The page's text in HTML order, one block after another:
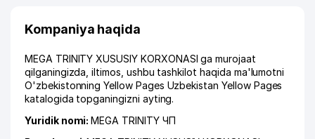
Kompaniya haqida
MEGA TRINITY XUSUSIY KORXONASI ga murojaat
qilganingizda, iltimos, ushbu tashkilot haqida ma'lumotni
O'zbekistonning Yellow Pages Uzbekistan Yellow Pages
katalogida topganingizni ayting.
Yuridik nomi:MEGA TRINITY ЧП